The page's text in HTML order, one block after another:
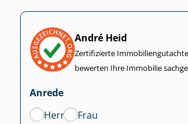
André Heid
Zertifizierte
bewerten Ihre Immobilie
Anrede
Herr
Frau